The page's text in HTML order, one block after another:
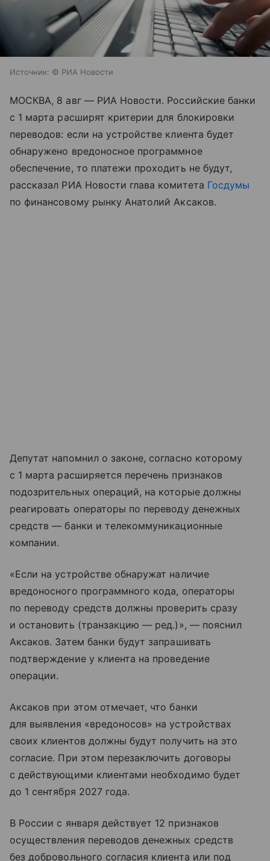
Источник: © РИА Новости
МОСКВА, 8 авг — РИА Новости. Российские банки
с 1 марта расширят критерии для блокировки
переводов: если на устройстве клиента будет
обнаружено вредоносное программное
обеспечение, то платежи проходить не будут,
рассказал РИА Новости глава комитета Госдумы
по финансовому рынку Анатолий Аксаков.
Депутат напомнил о законе, согласно которому
с 1 марта расширяется перечень признаков
подозрительных операций, на которые должны
реагировать операторы по переводу денежных
средств — банки и телекоммуникационные
компании.
«Если на устройстве обнаружат наличие
вредоносного программного кода, операторы
по переводу средств должны проверить сразу
и остановить (транзакцию — ред.)», — пояснил
Аксаков. Затем банки будут запрашивать
подтверждение у клиента на проведение
операции.
Аксаков при этом отмечает, что банки
для выявления «вредоносов» на устройствах
своих клиентов должны будут получить на это
согласие. При этом перезаключить договоры
с действующими клиентами необходимо будет
до 1 сентября 2027 года.
В России с января действует 12 признаков
осуществления переводов денежных средств
без добровольного согласия клиента или под